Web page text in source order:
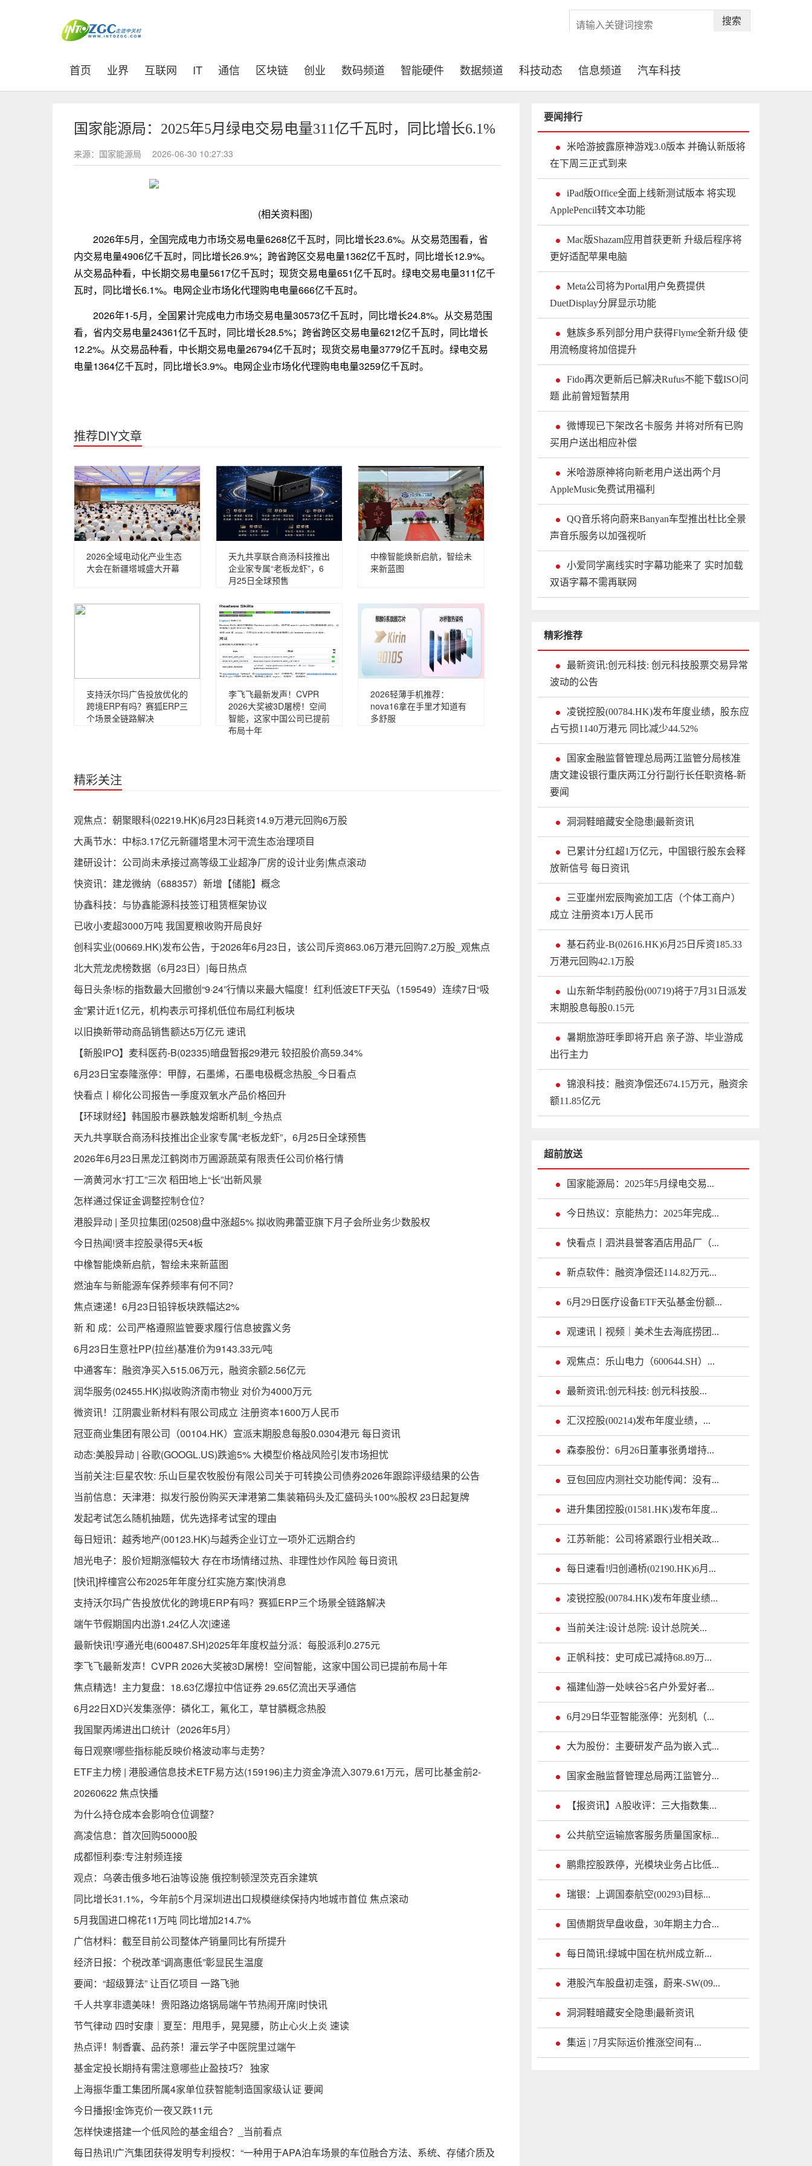
搜索
首页 (current)
业界 互联网 IT 通信 区块链 创业 数码频道 智能硬件 数据频道 科技动态 信息频道 汽车科技
国家能源局：2025年5月绿电交易电量311亿千瓦时，同比增长6.1%
来源：国家能源局 2026-06-30 10:27:33
(相关资料图)
2026年5月，全国完成电力市场交易电量6268亿千瓦时，同比增长23.6%。从交易范围看，省
内交易电量4906亿千瓦时，同比增长26.9%；跨省跨区交易电量1362亿千瓦时，同比增长12.9%。
从交易品种看，中长期交易电量5617亿千瓦时；现货交易电量651亿千瓦时。绿电交易电量311亿千
瓦时，同比增长6.1%。电网企业市场化代理购电电量666亿千瓦时。
2026年1-5月，全国累计完成电力市场交易电量30573亿千瓦时，同比增长24.8%。从交易范围
看，省内交易电量24361亿千瓦时，同比增长28.5%；跨省跨区交易电量6212亿千瓦时，同比增长
12.2%。从交易品种看，中长期交易电量26794亿千瓦时；现货交易电量3779亿千瓦时。绿电交易
电量1364亿千瓦时，同比增长3.9%。电网企业市场化代理购电电量3259亿千瓦时。
推荐DIY文章
2026全域电动化产业生态
大会在新疆塔城盛大开幕
天九共享联合商汤科技推出
企业家专属“老板龙虾”，6
月25日全球预售
中橡智能焕新启航，智绘未
来新蓝图
支持沃尔玛广告投放优化的
跨境ERP有吗？赛狐ERP三
个场景全链路解决
李飞飞最新发声！CVPR
2026大奖被3D屠榜！空间
智能，这家中国公司已提前
布局十年
2026轻薄手机推荐：
nova16拿在手里才知道有
多舒服
精彩关注
观焦点：朝聚眼科(02219.HK)6月23日耗资14.9万港元回购6万股
大禹节水：中标3.17亿元新疆塔里木河干流生态治理项目
建研设计：公司尚未承接过高等级工业超净厂房的设计业务|焦点滚动
快资讯：建龙微纳（688357）新增【储能】概念
协鑫科技：与协鑫能源科技签订租赁框架协议
已收小麦超3000万吨 我国夏粮收购开局良好
创科实业(00669.HK)发布公告，于2026年6月23日，该公司斥资863.06万港元回购7.2万股_观焦点
北大荒龙虎榜数据（6月23日）|每日热点
每日头条!标的指数最大回撤创“9·24”行情以来最大幅度！红利低波ETF天弘（159549）连续7日“吸
金”累计近1亿元，机构表示可择机低位布局红利板块
以旧换新带动商品销售额达5万亿元 速讯
【新股IPO】麦科医药-B(02335)暗盘暂报29港元 较招股价高59.34%
6月23日宝泰隆涨停：甲醇，石墨烯，石墨电极概念热股_今日看点
快看点丨柳化公司报告一季度双氧水产品价格回升
【环球财经】韩国股市暴跌触发熔断机制_今热点
天九共享联合商汤科技推出企业家专属“老板龙虾”，6月25日全球预售
2026年6月23日黑龙江鹤岗市万圃源蔬菜有限责任公司价格行情
一滴黄河水“打工”三次 稻田地上“长”出新风景
怎样通过保证金调整控制仓位？
港股异动 | 圣贝拉集团(02508)盘中涨超5% 拟收购弗蕾亚旗下月子会所业务少数股权
今日热闻!贤丰控股录得5天4板
中橡智能焕新启航，智绘未来新蓝图
燃油车与新能源车保养频率有何不同？
焦点速递！6月23日铅锌板块跌幅达2%
新 和 成：公司严格遵照监管要求履行信息披露义务
6月23日生意社PP(拉丝)基准价为9143.33元/吨
中通客车：融资净买入515.06万元，融资余额2.56亿元
润华服务(02455.HK)拟收购济南市物业 对价为4000万元
微资讯！江阴震业新材料有限公司成立 注册资本1600万人民币
冠亚商业集团有限公司（00104.HK）宣派末期股息每股0.0304港元 每日资讯
动态:美股异动 | 谷歌(GOOGL.US)跌逾5% 大模型价格战风险引发市场担忧
当前关注:巨星农牧: 乐山巨星农牧股份有限公司关于可转换公司债券2026年跟踪评级结果的公告
当前信息：天津港：拟发行股份购买天津港第二集装箱码头及汇盛码头100%股权 23日起复牌
发起考试怎么随机抽题，优先选择考试宝的理由
每日短讯：越秀地产(00123.HK)与越秀企业订立一项外汇远期合约
旭光电子：股价短期涨幅较大 存在市场情绪过热、非理性炒作风险 每日资讯
[快讯]梓橦宫公布2025年年度分红实施方案|快消息
支持沃尔玛广告投放优化的跨境ERP有吗？赛狐ERP三个场景全链路解决
端午节假期国内出游1.24亿人次|速递
最新快讯!亨通光电(600487.SH)2025年年度权益分派：每股派利0.275元
李飞飞最新发声！CVPR 2026大奖被3D屠榜！空间智能，这家中国公司已提前布局十年
焦点精选！主力复盘：18.63亿爆拉中信证券 29.65亿流出天孚通信
6月22日XD兴发集涨停：磷化工，氟化工，草甘膦概念热股
我国聚丙烯进出口统计（2026年5月）
每日观察!哪些指标能反映价格波动率与走势？
ETF主力榜 | 港股通信息技术ETF易方达(159196)主力资金净流入3079.61万元，居可比基金前2-
20260622 焦点快播
为什么持仓成本会影响仓位调整？
高凌信息：首次回购50000股
成都恒利泰:专注射频连接
观点：乌袭击俄多地石油等设施 俄控制顿涅茨克百余建筑
同比增长31.1%，今年前5个月深圳进出口规模继续保持内地城市首位 焦点滚动
5月我国进口棉花11万吨 同比增加214.7%
广信材料：截至目前公司整体产销量同比有所提升
经济日报：个税改革“调高惠低”彰显民生温度
要闻：“超级算法” 让百亿项目 一路飞驰
千人共享非遗美味！贵阳路边烙锅局端午节热闹开席|时快讯
节气律动 四时安康｜夏至：甩甩手，晃晃腰，防止心火上炎 速读
热点评！制香囊、品药茶！灌云学子中医院里过端午
基金定投长期持有需注意哪些止盈技巧？ 独家
上海振华重工集团所属4家单位获智能制造国家级认证 要闻
今日播报!金饰克价一夜又跌11元
怎样快速搭建一个低风险的基金组合？_当前看点
每日热讯!广汽集团获得发明专利授权：“一种用于APA泊车场景的车位融合方法、系统、存储介质及
要闻排行
米哈游披露原神游戏3.0版本 并确认新版将
在下周三正式到来
iPad版Office全面上线新测试版本 将实现
ApplePencil转文本功能
Mac版Shazam应用首获更新 升级后程序将
更好适配苹果电脑
Meta公司将为Portal用户免费提供
DuetDisplay分屏显示功能
魅族多系列部分用户获得Flyme全新升级 使
用流畅度将加倍提升
Fido再次更新后已解决Rufus不能下载ISO问
题 此前曾短暂禁用
微博现已下架改名卡服务 并将对所有已购
买用户送出相应补偿
米哈游原神将向新老用户送出两个月
AppleMusic免费试用福利
QQ音乐将向蔚来Banyan车型推出杜比全景
声音乐服务以加强视听
小爱同学离线实时字幕功能来了 实时加载
双语字幕不需再联网
精彩推荐
最新资讯:创元科技: 创元科技股票交易异常
波动的公告
凌锐控股(00784.HK)发布年度业绩，股东应
占亏损1140万港元 同比减少44.52%
国家金融监督管理总局两江监管分局核准
唐文建设银行重庆两江分行副行长任职资格-新
要闻
洞洞鞋暗藏安全隐患|最新资讯
已累计分红超1万亿元，中国银行股东会释
放新信号 每日资讯
三亚崖州宏辰陶瓷加工店（个体工商户）
成立 注册资本1万人民币
基石药业-B(02616.HK)6月25日斥资185.33
万港元回购42.1万股
山东新华制药股份(00719)将于7月31日派发
末期股息每股0.15元
暑期旅游旺季即将开启 亲子游、毕业游成
出行主力
锦浪科技：融资净偿还674.15万元，融资余
额11.85亿元
超前放送
国家能源局：2025年5月绿电交易...
今日热议：京能热力：2025年完成...
快看点丨泗洪县誉客酒店用品厂（...
新点软件：融资净偿还114.82万元...
6月29日医疗设备ETF天弘基金份额...
观速讯丨视频｜美术生去海底捞团...
观焦点：乐山电力（600644.SH）...
最新资讯:创元科技: 创元科技股...
汇汉控股(00214)发布年度业绩，...
森泰股份：6月26日董事张勇增持...
豆包回应内测社交功能传闻：没有...
进升集团控股(01581.HK)发布年度...
江苏新能：公司将紧跟行业相关政...
每日速看!归创通桥(02190.HK)6月...
凌锐控股(00784.HK)发布年度业绩...
当前关注:设计总院: 设计总院关...
正帆科技：史可成已减持68.89万...
福建仙游一处峡谷5名户外爱好者...
6月29日华亚智能涨停：光刻机（...
大为股份：主要研发产品为嵌入式...
国家金融监督管理总局两江监管分...
【报资讯】A股收评：三大指数集...
公共航空运输旅客服务质量国家标...
鹏鼎控股跌停，光模块业务占比低...
瑞银：上调国泰航空(00293)目标...
国债期货早盘收盘，30年期主力合...
每日简讯:绿城中国在杭州成立新...
港股汽车股盘初走强，蔚来-SW(09...
洞洞鞋暗藏安全隐患|最新资讯
集运 | 7月实际运价推涨空间有...